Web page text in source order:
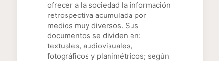
ofrecer a la sociedad la información
retrospectiva acumulada por
medios muy diversos. Sus
documentos se dividen en:
textuales, audiovisuales,
fotográficos y planimétricos; según